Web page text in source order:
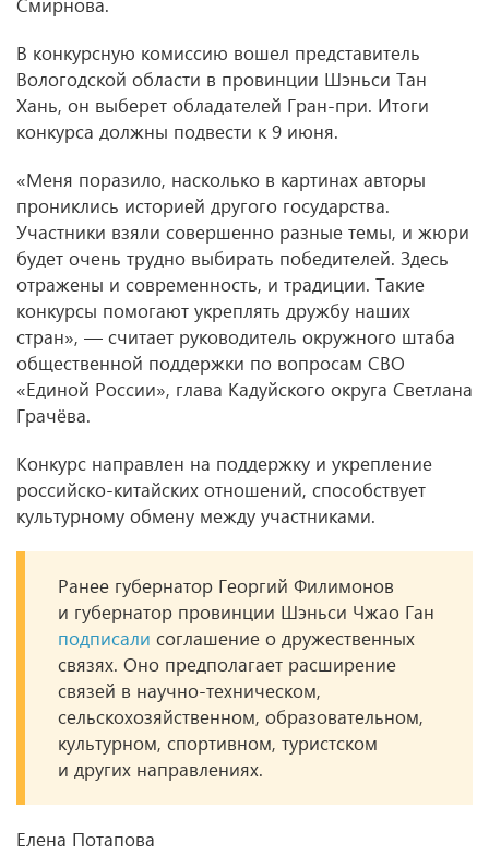
В конкурсную комиссию вошел представитель
Вологодской области в провинции Шэньси Тан
Хань, он выберет обладателей Гран-при. Итоги
конкурса должны подвести к 9 июня.
«Меня поразило, насколько в картинах авторы
прониклись историей другого государства.
Участники взяли совершенно разные темы, и жюри
будет очень трудно выбирать победителей. Здесь
отражены и современность, и традиции. Такие
конкурсы помогают укреплять дружбу наших
стран», — считает руководитель окружного штаба
общественной поддержки по вопросам СВО
«Единой России», глава Кадуйского округа Светлана
Грачёва.
Конкурс направлен на поддержку и укрепление
российско-китайских отношений, способствует
культурному обмену между участниками.
Ранее губернатор Георгий Филимонов
и губернатор провинции Шэньси Чжао Ган
подписали соглашение о дружественных
связях. Оно предполагает расширение
связей в научно-техническом,
сельскохозяйственном, образовательном,
культурном, спортивном, туристском
и других направлениях.
Елена Потапова